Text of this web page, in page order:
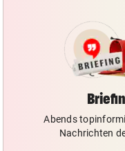
Abends
Nachrichten